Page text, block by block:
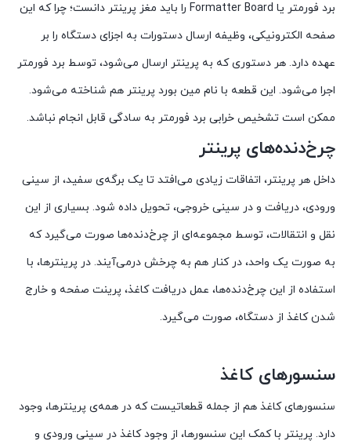
برد فورمتر یا Formatter Board را باید مغز پرینتر دانست؛ چرا که این
صفحه‌ الکترونیکی، وظیفه‌ ارسال دستورات به اجزای دستگاه را بر
عهده دارد. هر دستوری که به پرینتر ارسال می‌شود، توسط برد فورمتر
اجرا می‌شود. این قطعه با نام مین بورد پرینتر هم شناخته می‌شود.
ممکن است تشخیص خرابی برد فورمتر به سادگی قابل انجام نباشد.
چرخ‌دنده‌های پرینتر
داخل هر پرینتر، اتفاقات زیادی می‌افتد تا یک برگه‌ی سفید، از سینی
ورودی، دریافت و در سینی خروجی، تحویل داده شود. بسیاری از این
نقل و انتقالات، توسط مجموعه‌ای از چرخ‌دنده‌ها صورت می‌گیرد که
به صورت یک واحد، در کنار هم به چرخش درمی‌آیند. در پرینترها، با
استفاده از این چرخ‌دنده‌ها، عمل دریافت کاغذ، پرینت صفحه و خارج
شدن کاغذ از دستگاه، صورت می‌گیرد.
سنسورهای کاغذ
سنسورهای کاغذ هم از جمله قطعاتیست که در همه‌ی پرینترها، وجود
دارد. پرینتر با کمک این سنسورها، از وجود کاغذ در سینی ورودی و